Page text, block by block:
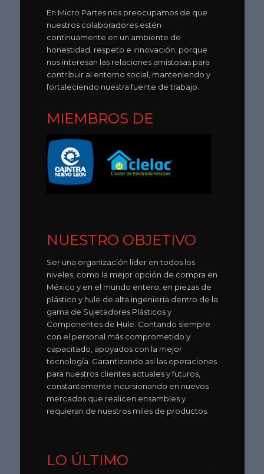
En Micro Partes nos preocupamos de que
nuestros colaboradores estén
continuamente en un ambiente de
honestidad, respeto e innovación, porque
nos interesan las relaciones amistosas para
contribuir al entorno social, manteniendo y
fortaleciendo nuestra fuente de trabajo.
MIEMBROS DE
NUESTRO OBJETIVO
Ser una organización líder en todos los
niveles, como la mejor opción de compra en
México y en el mundo entero, en piezas de
plástico y hule de alta ingeniería dentro de la
gama de Sujetadores Plásticos y
Componentes de Hule. Contando siempre
con el personal más comprometido y
capacitado, apoyados con la mejor
tecnología. Garantizando asi las operaciones
para nuestros clientes actuales y futuros,
constantemente incursionando en nuevos
mercados que realicen ensambles y
requieran de nuestros miles de productos.
LO ÚLTIMO